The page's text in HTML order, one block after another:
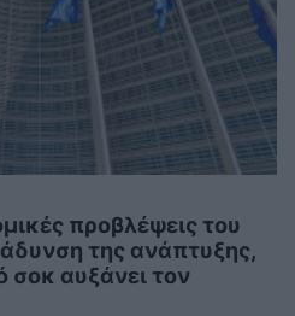
προβλέψεις του
της ανάπτυξης,
σοκ αυξάνει τον